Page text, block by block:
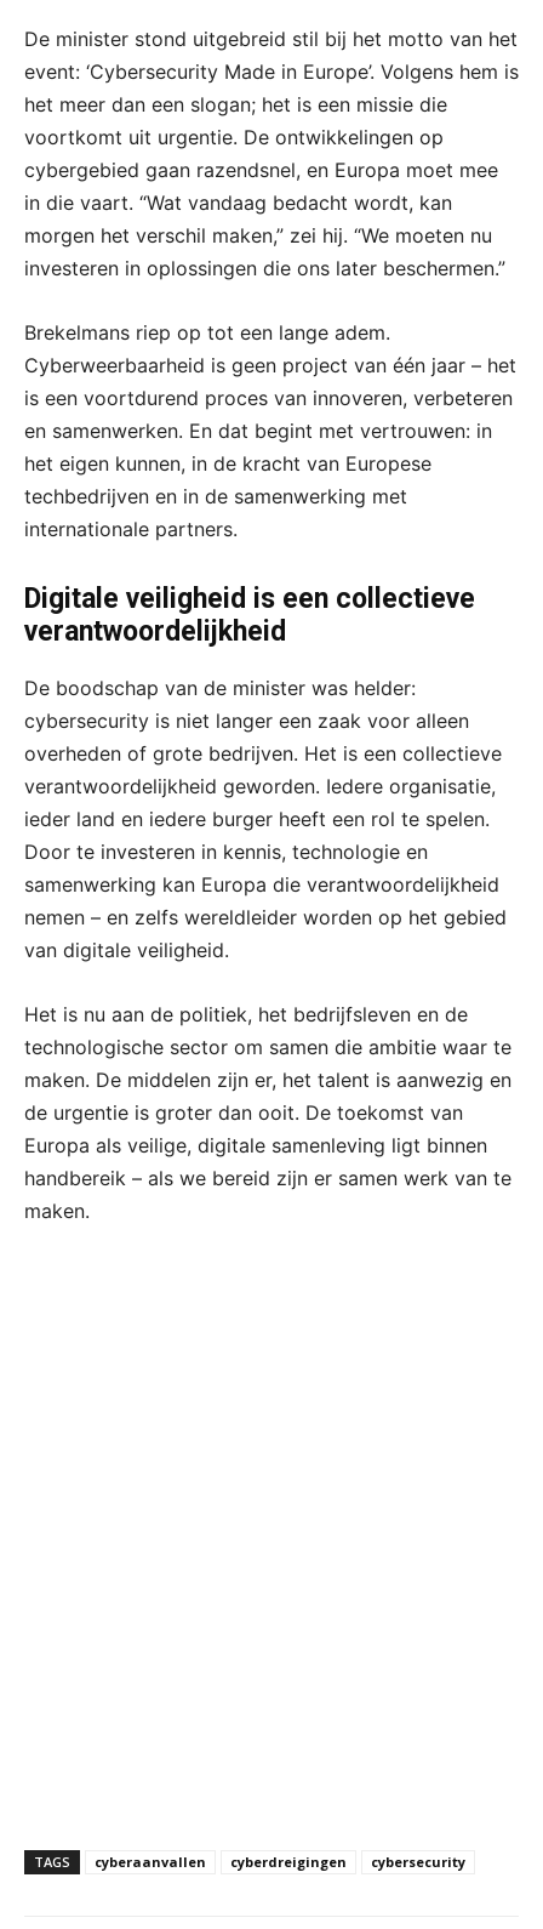
De minister stond uitgebreid stil bij het motto van het
event: ‘Cybersecurity Made in Europe’. Volgens hem is
het meer dan een slogan; het is een missie die
voortkomt uit urgentie. De ontwikkelingen op
cybergebied gaan razendsnel, en Europa moet mee
in die vaart. “Wat vandaag bedacht wordt, kan
morgen het verschil maken,” zei hij. “We moeten nu
investeren in oplossingen die ons later beschermen.”
Brekelmans riep op tot een lange adem.
Cyberweerbaarheid is geen project van één jaar – het
is een voortdurend proces van innoveren, verbeteren
en samenwerken. En dat begint met vertrouwen: in
het eigen kunnen, in de kracht van Europese
techbedrijven en in de samenwerking met
internationale partners.
Digitale veiligheid is een collectieve
verantwoordelijkheid
De boodschap van de minister was helder:
cybersecurity is niet langer een zaak voor alleen
overheden of grote bedrijven. Het is een collectieve
verantwoordelijkheid geworden. Iedere organisatie,
ieder land en iedere burger heeft een rol te spelen.
Door te investeren in kennis, technologie en
samenwerking kan Europa die verantwoordelijkheid
nemen – en zelfs wereldleider worden op het gebied
van digitale veiligheid.
Het is nu aan de politiek, het bedrijfsleven en de
technologische sector om samen die ambitie waar te
maken. De middelen zijn er, het talent is aanwezig en
de urgentie is groter dan ooit. De toekomst van
Europa als veilige, digitale samenleving ligt binnen
handbereik – als we bereid zijn er samen werk van te
maken.
TAGS cyberaanvallen cyberdreigingen cybersecurity